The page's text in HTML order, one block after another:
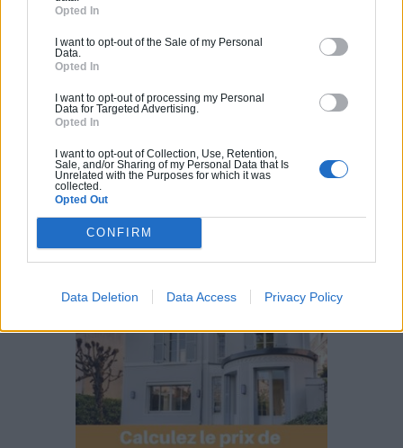
Opted In
I want to opt-out of the Sale of my Personal
Data.
Opted In
I want to opt-out of processing my Personal
Data for Targeted Advertising.
Opted In
I want to opt-out of Collection, Use, Retention,
Sale, and/or Sharing of my Personal Data that Is
Unrelated with the Purposes for which it was
collected.
Opted Out
CONFIRM
Data Deletion Data Access Privacy Policy
Suivez-nous !
Calculateur Rénovation